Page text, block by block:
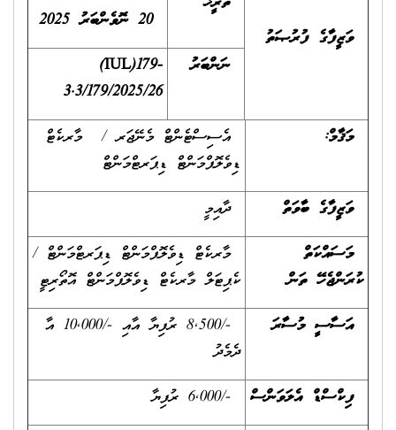
ވަޒީފާގެ ފުރުޞަތު
20
ނޮވެންބަރު 2025
ނަންބަރު
(IUL)179-
3.3/179/2025/26
މަޤާމް:
އެސިސްޓެންޓް މެނޭޖަރ / މާރކެޓް
ޑިވެލޮޕްމަންޓް ޑިޕަރޓްމަންޓް
ވަޒީފާގެ ބާވަތް
ދާއިމީ
މަސައްކަތް
ކުރަންޖެހޭ ތަން
މާރކެޓް ޑިވެލޮޕްމަންޓް ޑިޕަރޓްމަންޓް /
ކެޕިޓަލް މާރކެޓް ޑިވެލޮޕްމަންޓް އޮތޯރިޓީ
އަސާސީ މުސާރަ
-/8,500 ރުފިޔާ އާއި -/10,000 އާ
ދެމެދު
ފިކްސްޑް އެލަވަންސް
-/6,000 ރުފިޔާ